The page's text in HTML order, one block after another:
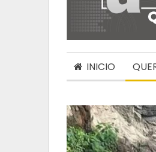
INICIO